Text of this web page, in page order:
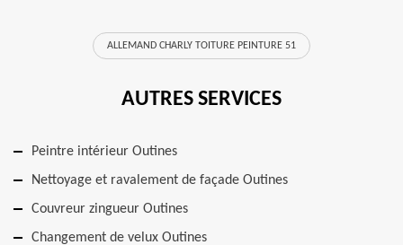
ALLEMAND CHARLY TOITURE PEINTURE 51
AUTRES SERVICES
Peintre intérieur Outines
Nettoyage et ravalement de façade Outines
Couvreur zingueur Outines
Changement de velux Outines